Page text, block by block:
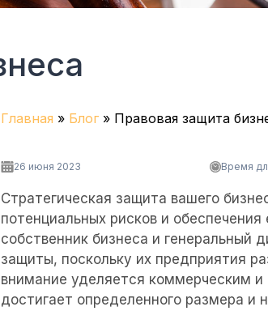
Главная » Блог» Правовая защита
26 июня 2023 Время
Стратегическая защита вашего
потенциальных рисков и
собственник бизнеса и генеральный
защиты, поскольку их предприятия
внимание уделяется коммерческим
достигает определенного размера и